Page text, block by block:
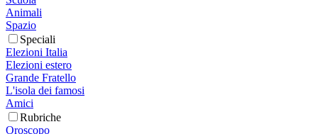
Animali
Spazio
Speciali
Elezioni Italia
Elezioni estero
Grande Fratello
L'isola dei famosi
Amici
Rubriche
Oroscopo